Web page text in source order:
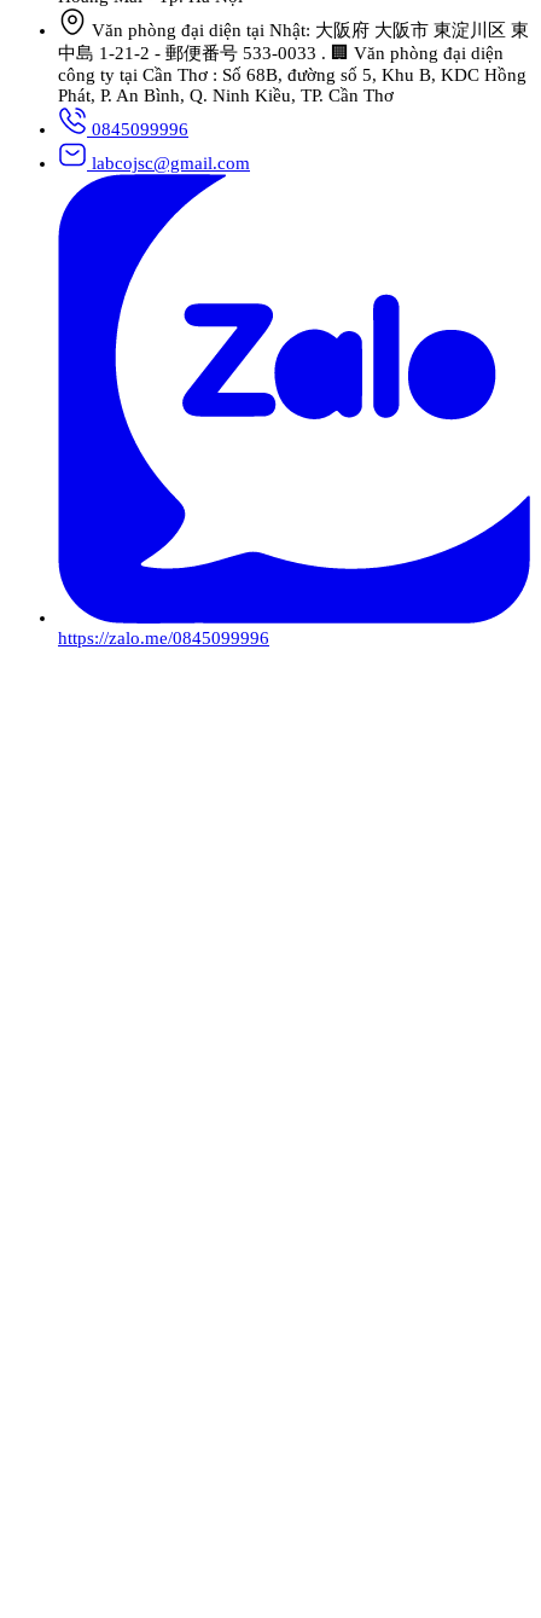
Văn phòng đại diện tại Nhật: 大阪府 大阪市 東淀川区 東
中島 1-21-2 - 郵便番号 533-0033 . 🏢 Văn phòng đại diện
công ty tại Cần Thơ : Số 68B, đường số 5, Khu B, KDC Hồng
Phát, P. An Bình, Q. Ninh Kiều, TP. Cần Thơ
0845099996
labcojsc@gmail.com
https://zalo.me/0845099996